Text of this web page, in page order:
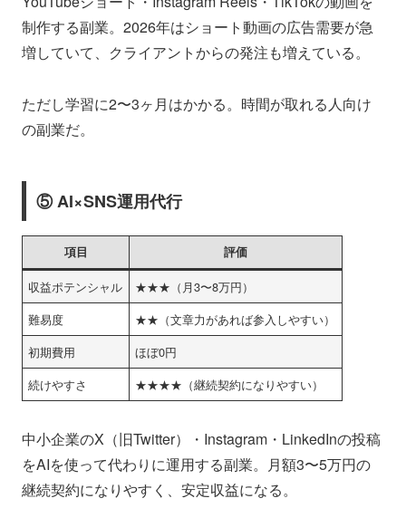
制作する副業。2026年はショート動画の広告需要が急
増していて、クライアントからの発注も増えている。
ただし学習に2〜3ヶ月はかかる。時間が取れる人向け
の副業だ。
⑤ AI×SNS運用代行
項目 評価
収益ポテンシャル
★★★（月3〜8万円）
難易度
★★（文章力があれば参入しやすい）
初期費用
ほぼ0円
続けやすさ
★★★★（継続契約になりやすい）
中小企業のX（旧Twitter）・Instagram・LinkedInの投稿
をAIを使って代わりに運用する副業。月額3〜5万円の
継続契約になりやすく、安定収益になる。